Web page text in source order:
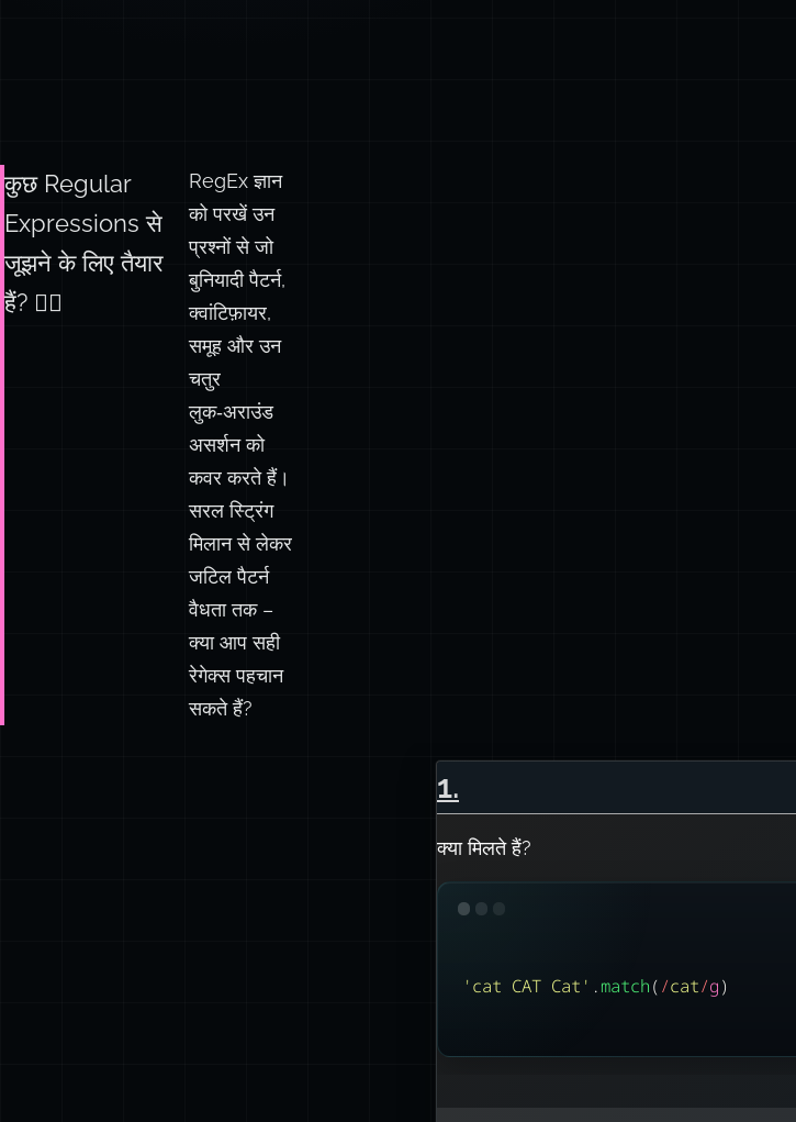
कुछ Regular
Expressions से
जूझने के लिए तैयार
हैं? 🤼‍♂️
RegEx ज्ञान
को परखें उन
प्रश्नों से जो
बुनियादी पैटर्न,
क्वांटिफ़ायर,
समूह और उन
चतुर
लुक‑अराउंड
असर्शन को
कवर करते हैं।
सरल स्ट्रिंग
मिलान से लेकर
जटिल पैटर्न
वैधता तक –
क्या आप सही
रेगेक्स पहचान
सकते हैं?
1.
क्या मिलते हैं?
'cat CAT Cat ' .match( /cat/g)